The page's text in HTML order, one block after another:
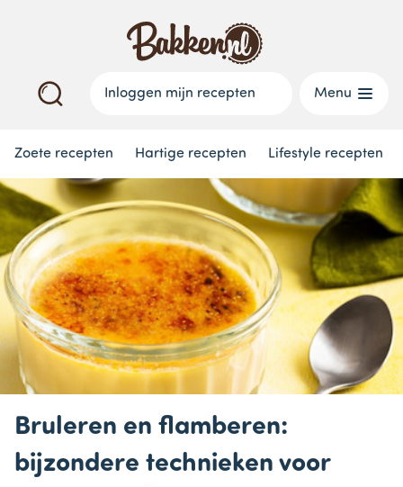
Inloggen mijn recepten Menu
Zoete recepten Hartige recepten Lifestyle recepten
Bruleren en flamberen:
bijzondere technieken voor